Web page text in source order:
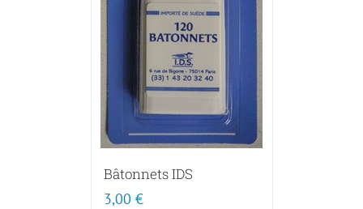
Bâtonnets IDS
3,00 €